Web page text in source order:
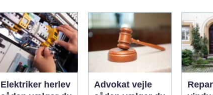
Elektriker herlev
Advokat vejle